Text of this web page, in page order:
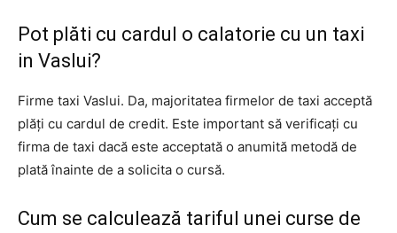
Pot plăti cu cardul o calatorie cu un taxi
in Vaslui?
Firme taxi Vaslui. Da, majoritatea firmelor de taxi acceptă
plăți cu cardul de credit. Este important să verificați cu
firma de taxi dacă este acceptată o anumită metodă de
plată înainte de a solicita o cursă.
Cum se calculează tariful unei curse de